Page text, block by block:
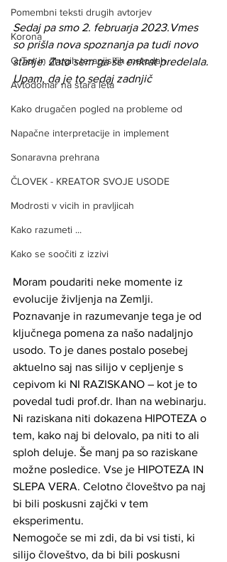
Pomembni teksti drugih avtorjev
Korona
O Tot in drugih terapjiskih metodah
Avtodomar na stara leta
Kako drugačen pogled na probleme od
Napačne interpretacije in implement
Sonaravna prehrana
ČLOVEK - KREATOR SVOJE USODE
Modrosti v vicih in pravljicah
Kako razumeti ...
Kako se soočiti z izzivi
Sedaj pa smo 2. februarja 2023.Vmes
so prišla nova spoznanja pa tudi novo
stanje. Zato sem ga še enkrat predelala.
Upam, da je to sedaj zadnjič
Moram poudariti neke momente iz
evolucije življenja na Zemlji.
Poznavanje in razumevanje tega je od
ključnega pomena za našo nadaljnjo
usodo. To je danes postalo posebej
aktuelno saj nas silijo v cepljenje s
cepivom ki NI RAZISKANO – kot je to
povedal tudi prof.dr. Ihan na webinarju.
Ni raziskana niti dokazena HIPOTEZA o
tem, kako naj bi delovalo, pa niti to ali
sploh deluje. Še manj pa so raziskane
možne posledice. Vse je HIPOTEZA IN
SLEPA VERA. Celotno človeštvo pa naj
bi bili poskusni zajčki v tem
eksperimentu.
Nemogoče se mi zdi, da bi vsi tisti, ki
silijo človeštvo, da bi bili poskusni